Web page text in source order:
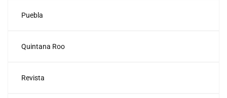
Puebla
Quintana Roo
Revista